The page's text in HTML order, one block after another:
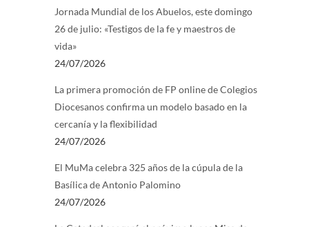
Jornada Mundial de los Abuelos, este domingo
26 de julio: «Testigos de la fe y maestros de
vida»
24/07/2026
La primera promoción de FP online de Colegios
Diocesanos confirma un modelo basado en la
cercanía y la flexibilidad
24/07/2026
El MuMa celebra 325 años de la cúpula de la
Basílica de Antonio Palomino
24/07/2026